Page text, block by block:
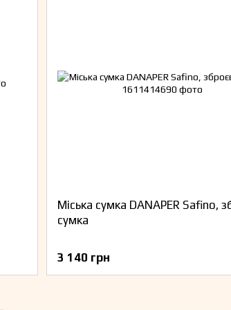
Міська сумка DANAPER Safino,
сумка
3 140 грн